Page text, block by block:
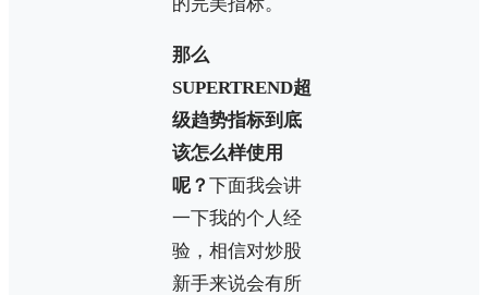
那么
SUPERTREND超
级趋势指标到底
该怎么样使用
呢？ 下面我会讲
一下我的个人经
验，相信对炒股
新手来说会有所